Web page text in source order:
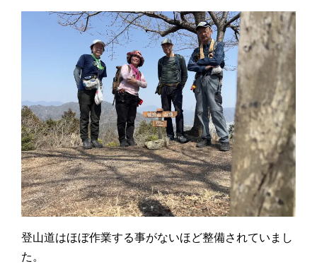
登山道はほぼ作業する事がないほど整備されていまし
た。